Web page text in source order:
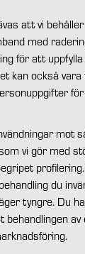
att vi behåller
med
för att
kan också
mot
vi gör med
du
tyngre. Du
behandlingen